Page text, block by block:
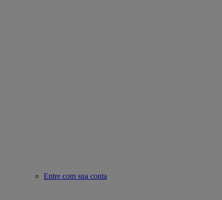
Entre com sua conta